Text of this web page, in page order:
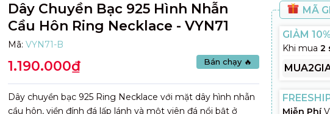
Dây Chuyền Bạc 925 Hình Nhẫn
Cầu Hôn Ring Necklace - VYN71
Mã:VYN71-B
Bán chạy 🔥
1.190.000₫
Dây chuyền bạc 925 Ring Necklace với mặt dây hình nhẫn
cầu hôn, viền đính đá lấp lánh và một viên đá nổi bật ở
MÃ
GIẢM 10%
Khi mua 2
Miễn Phí